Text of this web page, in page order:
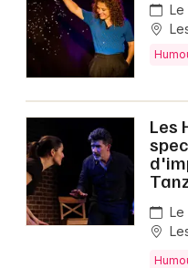
Le
Les
Le